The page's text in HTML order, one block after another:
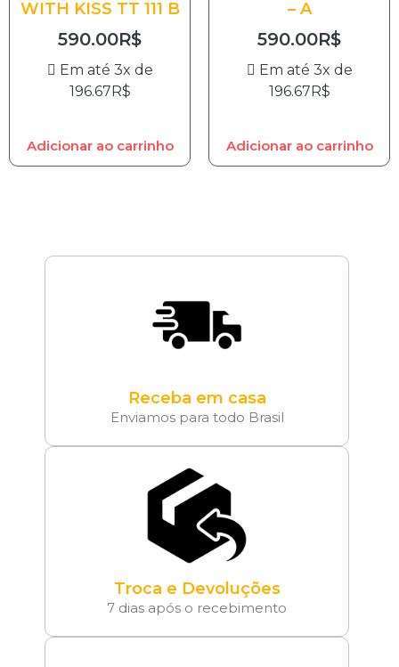
WITH KISS TT 111 B
590.00R$
Em até 3x de
196.67R$
Adicionar ao carrinho
– A
590.00R$
Em até 3x de
196.67R$
Adicionar ao carrinho
Receba em casa
Enviamos para todo Brasil
Troca e Devoluções
7 dias após o recebimento